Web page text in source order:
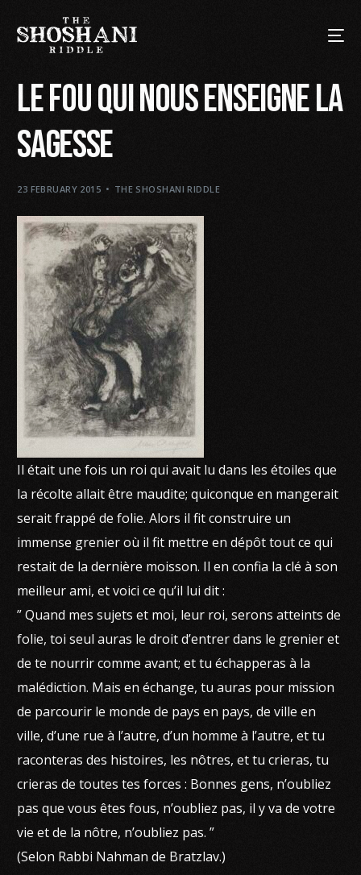
Le fou qui nous enseigne la
sagesse
23 FEBRUARY 2015 THE SHOSHANI RIDDLE
Il était une fois un roi qui avait lu dans les étoiles que
la récolte allait être maudite; quiconque en mangerait
serait frappé de folie. Alors il fit construire un
immense grenier où il fit mettre en dépôt tout ce qui
restait de la dernière moisson. Il en confia la clé à son
meilleur ami, et voici ce qu’il lui dit :
” Quand mes sujets et moi, leur roi, serons atteints de
folie, toi seul auras le droit d’entrer dans le grenier et
de te nourrir comme avant; et tu échapperas à la
malédiction. Mais en échange, tu auras pour mission
de parcourir le monde de pays en pays, de ville en
ville, d’une rue à l’autre, d’un homme à l’autre, et tu
raconteras des histoires, les nôtres, et tu crieras, tu
crieras de toutes tes forces : Bonnes gens, n’oubliez
pas que vous êtes fous, n’oubliez pas, il y va de votre
vie et de la nôtre, n’oubliez pas. ”
(Selon Rabbi Nahman de Bratzlav.)